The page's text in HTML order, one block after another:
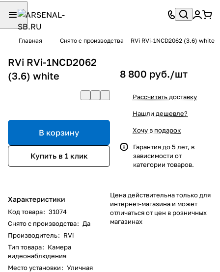
Главная Снято с производства RVi RVi-1NCD2062 (3.6) white
RVi RVi-1NCD2062
(3.6) white
В корзину
Купить в 1 клик
Характеристики
Код товара: 31074
Снято с производства: Да
Производитель: RVi
Тип товара: Камера
видеонаблюдения
Место установки: Уличная
8 800 руб./шт
Рассчитать доставку
Нашли дешевле?
Хочу в подарок
Гарантия до 5 лет, в
зависимости от
категории товаров.
Цена действительна только для
интернет-магазина и может
отличаться от цен в розничных
магазинах